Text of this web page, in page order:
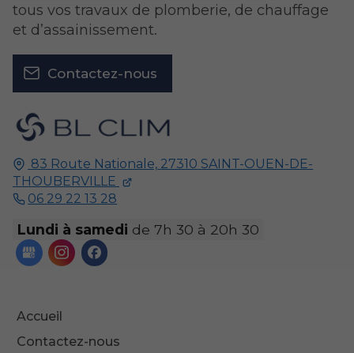
83 Route Nationale, 27310 SAINT-OUEN-DE-
THOUBERVILLE
06 29 22 13 28
Lundi à samedi de 7h 30 à 20h 30
Accueil
Contactez-nous
tous vos travaux de plomberie, de chauffage
et d’assainissement.
Contactez-nous